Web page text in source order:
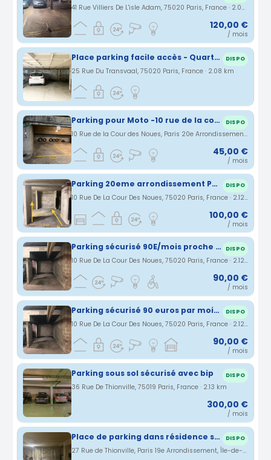
41 Rue Villiers De L'isle Adam, 75020 Paris, France · 2.07 km
120,00 €
/ mois
Place parking facile accès - Quartier Jourdain, Couronnes, Parc de Belleville, Ménilmontant DISPO
25 Rue Du Transvaal, 75020 Paris, France · 2.08 km
Parking pour Moto -10 rue de la cour des Noues - Paris 20ème - 45€/mois DISPO
10 Rue de la Cour des Noues, Paris 20e Arrondissement, Île-de-France, France · 2.11 km
45,00 €
/ mois
Parking 20eme arrondissement Paris - Hôpital Tenon DISPO
10 Rue De La Cour Des Noues, 75020 Paris, France · 2.12 km
100,00 €
/ mois
Parking sécurisé 90E/mois proche métro Gambetta DISPO
10 Rue De La Cour Des Noues, 75020 Paris, France · 2.12 km
90,00 €
/ mois
Parking sécurisé 90 euros par mois Paris 20ème DISPO
10 Rue De La Cour Des Noues, 75020 Paris, France · 2.12 km
90,00 €
/ mois
Parking sous sol sécurisé avec bip DISPO
36 Rue De Thionville, 75019 Paris, France · 2.13 km
300,00 €
/ mois
Place de parking dans résidence sécurisée Paris 19 DISPO
27 Rue de Thionville, Paris 19e Arrondissement, Île-de-France, France · 2.14 km